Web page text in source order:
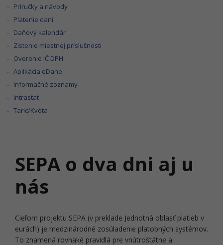
Príručky a návody
Platenie daní
Daňový kalendár
Zistenie miestnej príslušnosti
Overenie IČ DPH
Aplikácia eDane
Informačné zoznamy
Intrastat
Taric/Kvóta
SEPA o dva dni aj u
nás
Cieľom projektu SEPA (v preklade Jednotná oblasť platieb v
eurách) je medzinárodné zosúladenie platobných systémov.
To znamená rovnaké pravidlá pre vnútroštátne a